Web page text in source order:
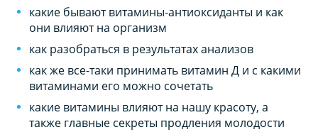
какие бывают витамины-антиоксиданты и как
они влияют на организм
как разобраться в результатах анализов
как же все-таки принимать витамин Д и с какими
витаминами его можно сочетать
какие витамины влияют на нашу красоту, а
также главные секреты продления молодости